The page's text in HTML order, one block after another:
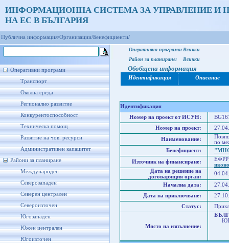
ИНФОРМАЦИОННА СИСТЕМА ЗА УПРАВЛЕНИЕ И
НА ЕС В БЪЛГАРИЯ
Публична информация/Организации/Бенефициенти/
Оперативни програми
Транспорт
Околна среда
Регионално развитие
Конкурентоспособност
Техническа помощ
Развитие на чов. ресурси
Административен капацитет
Райони за планиране
Международен
Северозападен
Северен централен
Североизточен
Югозападен
Южен централен
Югоизточен
Оперативна програма: Всички
Район за планиране:
Всички
Обобщена информация
Идентификация Описание
Идентификация
Номер на проект от ИСУН:
Номер на проект:
Наименование:
по
Бенефициент:
Източник на финансиране:
Дата на решение на
договарящия орган:
Начална дата:
Дата на приключване:
Статус:
Място на изпълнение: